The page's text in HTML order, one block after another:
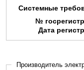
Системные
№
Дата
Производитель